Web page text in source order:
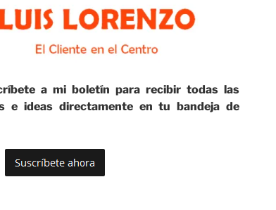
a mi boletín para recibir todas las
e ideas directamente en tu bandeja de